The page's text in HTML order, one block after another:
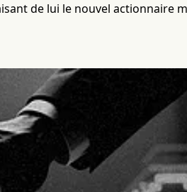
de lui le nouvel actionnaire